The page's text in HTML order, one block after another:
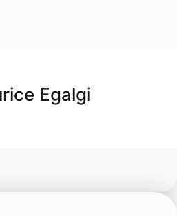
Egalgi